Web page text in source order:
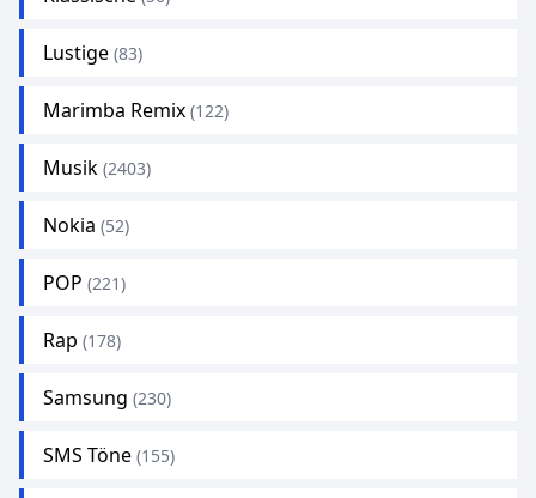
Lustige (83)
Marimba Remix (122)
Musik (2403)
Nokia (52)
POP (221)
Rap (178)
Samsung (230)
SMS Töne (155)